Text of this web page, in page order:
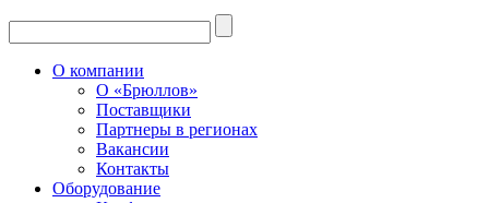
О компании
О «Брюллов»
Поставщики
Партнеры в регионах
Вакансии
Контакты
Оборудование